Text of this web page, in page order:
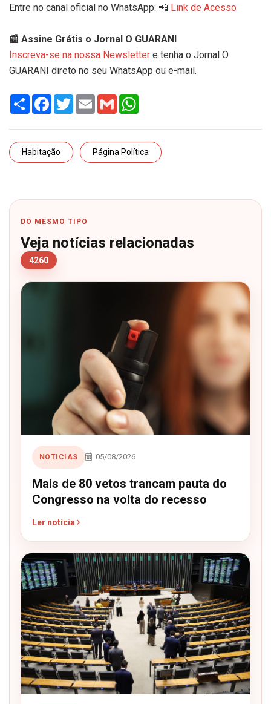
Entre no canal oficial no WhatsApp: 📲 Link de Acesso
📰 Assine Grátis o Jornal O GUARANI
Inscreva-se na nossa Newsletter e tenha o Jornal O
GUARANI direto no seu WhatsApp ou e-mail.
Share Facebook
TwitterEmail Gmail
Habitação Página Política
DO MESMO TIPO
Veja notícias relacionadas
4260
NOTICIAS 05/08/2026
Mais de 80 vetos trancam pauta do
Congresso na volta do recesso
Ler notícia